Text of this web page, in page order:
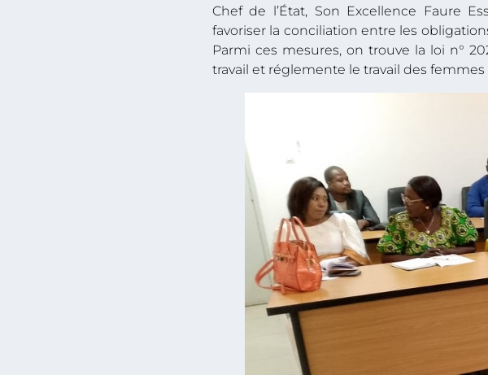
Chef de l’État, Son Excellence Faure
favoriser la conciliation entre les
Parmi ces mesures, on trouve la loi n°
travail et réglemente le travail des